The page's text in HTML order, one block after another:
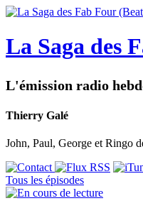
La Saga des
L'émission radio
Thierry Galé
John, Paul, George et Ringo
Tous les épisodes